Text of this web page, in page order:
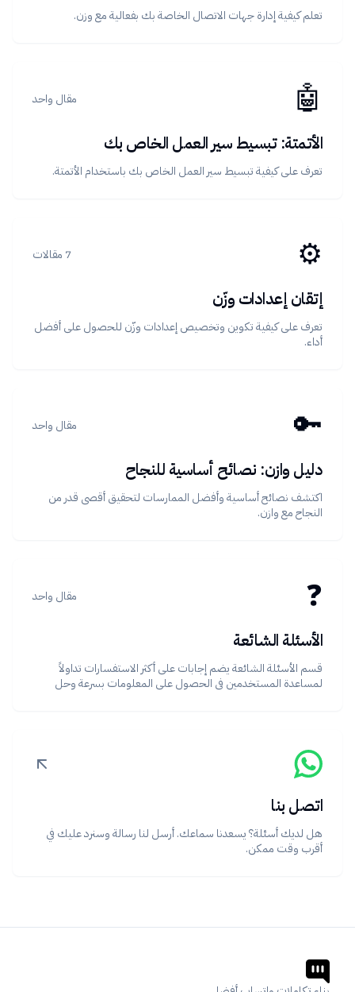
تعلم كيفية إدارة جهات الاتصال الخاصة بك بفعالية مع وزن.
🤖 مقال واحد
الأتمتة: تبسيط سير العمل الخاص بك
تعرف على كيفية تبسيط سير العمل الخاص بك باستخدام الأتمتة.
⚙️ 7 مقالات
إتقان إعدادات وزّن
تعرف على كيفية تكوين وتخصيص إعدادات وزّن للحصول على أفضل
أداء.
🔑 مقال واحد
دليل وازن: نصائح أساسية للنجاح
اكتشف نصائح أساسية وأفضل الممارسات لتحقيق أقصى قدر من
النجاح مع وازن.
❓ مقال واحد
الأسئلة الشائعة
قسم الأسئلة الشائعة يضم إجابات على أكثر الاستفسارات تداولاً
لمساعدة المستخدمين في الحصول على المعلومات بسرعة وحل
اتصل بنا
هل لديك أسئلة؟ يسعدنا سماعك. أرسل لنا رسالة وسنرد عليك في
أقرب وقت ممكن.